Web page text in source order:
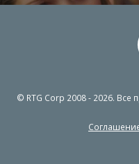
© RTG Corp 2008 - 2026.